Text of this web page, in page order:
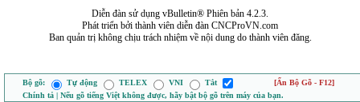
Diễn đàn sử dụng vBulletin® Phiên bản 4.2.3.
Phát triển bởi thành viên diễn đàn CNCProVN.com
Ban quản trị không chịu trách nhiệm về nội dung do thành viên đăng.
Bộ gõ: Tự động TELEX VNI Tắt
[Ẩn Bộ Gõ - F12]
Chính tả | Nếu gõ tiếng Việt không được, hãy bật bộ gõ trên máy của bạn.